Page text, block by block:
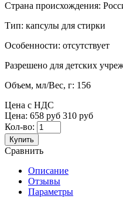
Страна происхождения:
Тип: капсулы для стирки
Особенности: отсутствует
Разрешено для детских
Объем, мл/Вес, г: 156
Цена с НДС
Цена: 658 руб 310 руб
Кол-во:
Купить
Сравнить
Описание
Отзывы
Параметры